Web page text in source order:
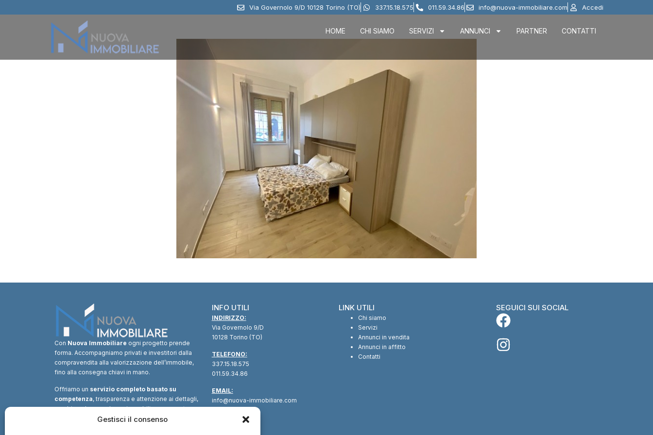
Gestisci il consenso
Via Governolo 9/D 10128 Torino (TO) 337.15.18.575 011.59.34.86 info@nuova-immobiliare.com Accedi
HOME CHI SIAMO SERVIZI ANNUNCI PARTNER CONTATTI
Con Nuova Immobiliare ogni progetto prende
forma. Accompagniamo privati e investitori dalla
compravendita alla valorizzazione dell’immobile,
fino alla consegna chiavi in mano.
Offriamo un servizio completo basato su
competenza, trasparenza e attenzione ai dettagli,
combinando consulenza immobiliare, supporto
tecnico e soluzioni finanziarie.Un unico
INFO UTILI
INDIRIZZO:
Via Governolo 9/D
10128 Torino (TO)
TELEFONO:
337.15.18.575
011.59.34.86
EMAIL:
info@nuova-immobiliare.com
LINK UTILI
Chi siamo
Servizi
Annunci in vendita
Annunci in affitto
Contatti
SEGUICI SUI SOCIAL